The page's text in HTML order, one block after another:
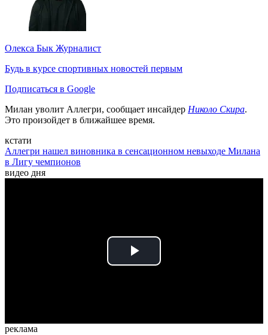
Олекса Бык Журналист
Будь в курсе спортивных новостей первым
Подписаться в Google
Милан уволит Аллегри, сообщает инсайдер Николо Скира.
Это произойдет в ближайшее время.
кстати
Аллегри нашел виновника в сенсационном невыходе Милана
в Лигу чемпионов
видео дня
Play
реклама